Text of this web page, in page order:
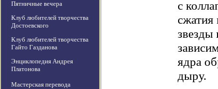
Пятничные вечера
Клуб любителей творчества
Достоевского
Клуб любителей творчества
Гайто Газданова
Энциклопедия Андрея
Платонова
Мастерская перевода
с
звезды
ядра
дыру.